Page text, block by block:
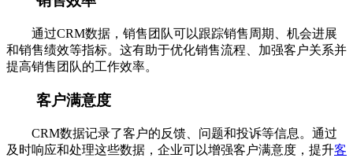
通过CRM数据，销售团队可以跟踪销售周期、机会进展
和销售绩效等指标。这有助于优化销售流程、加强客户关系并
提高销售团队的工作效率。
客户满意度
CRM数据记录了客户的反馈、问题和投诉等信息。通过
及时响应和处理这些数据，企业可以增强客户满意度，提升客